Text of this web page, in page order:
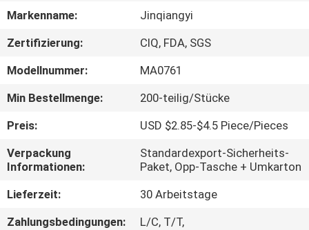
AUSFLUG
QUALITÄTSKONTROLLE
TRETEN
SIE
MIT
UNS
Markenname:
Jinqiangyi
Zertifizierung:
CIQ, FDA, SGS
Modellnummer:
MA0761
Min Bestellmenge:
200-teilig/Stücke
Preis:
USD $2.85-$4.5 Piece/Pieces
Verpackung
Informationen:
Standardexport-Sicherheits-
Paket, Opp-Tasche + Umkarton
Lieferzeit:
30 Arbeitstage
Zahlungsbedingungen:
L/C, T/T,